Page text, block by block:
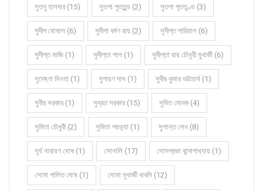
সুতনু হালদার (15) সুতপা পুততুন্ড (2) সুতপা পূততুণ্ড (3)
সুদীপ ঘোষাল (6) সুদীপা বর্মণ রায় (2) সুদীপ্ত পারিয়াল (6)
সুদীপ্ত মাজি (1) সুদীপ্তা পাল (1) সুদীপ্তা রায় চৌধুরী মুখার্জী (6)
সুদেষ্ণা সিনহা (1) সুপায়ণ দাস (1) সুবীর কুমার ভট্টাচার্য (1)
সুবীর সরকার (1) সুব্রত সরকার (15) সুমিত মোদক (4)
সুমিতা চৌধুরী (2) সুমিতা পয়ড়্যা (1) সুশান্ত সেন (8)
সূর্য নারায়ণ ঘোষ (1) সোনালি (17) সোমপ্রভা বন্দোপাধ্যায় (1)
সোমা পালিত ঘোষ (1) সোমা মুখার্জী বাবলি (12)